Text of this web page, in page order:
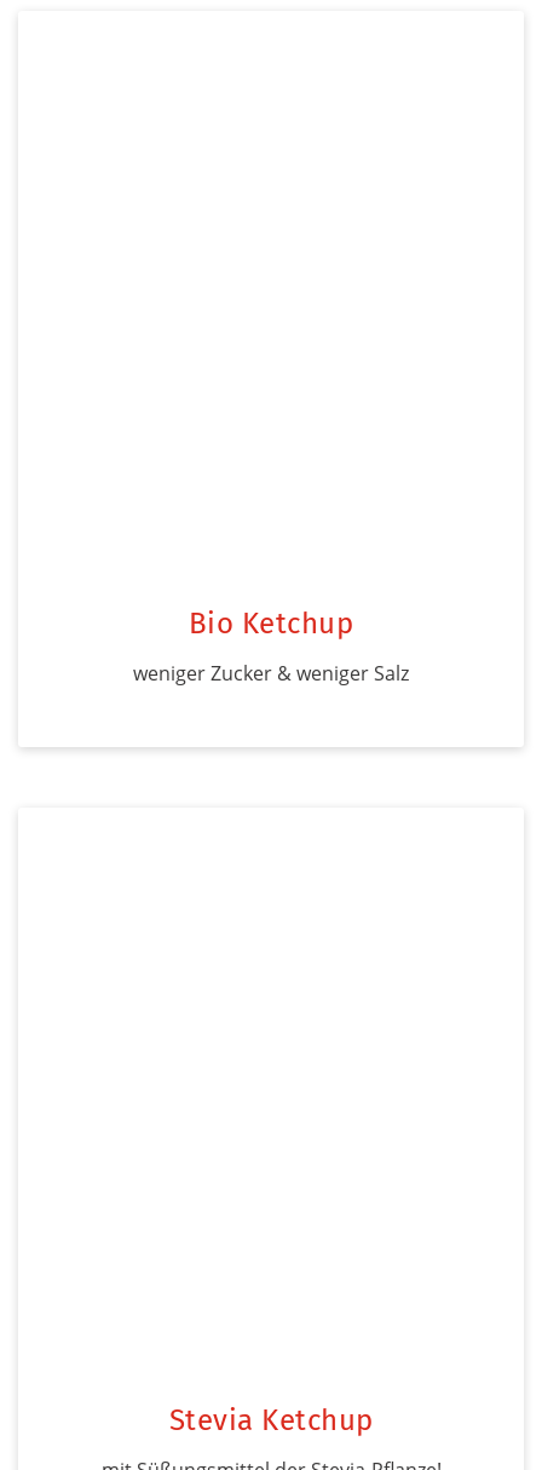
Bio Ketchup
weniger Zucker & weniger Salz
Stevia Ketchup